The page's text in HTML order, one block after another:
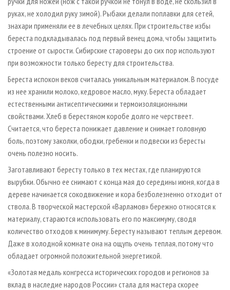
руках, не холодил руку зимой). Рыбаки делали поплавки для сетей,
знахари применяли ее в лечебных целях. При строительстве избы
береста подкладывалась под первый венец дома, чтобы защитить
строение от сырости. Сибирские староверы до сих пор используют
при возможности только бересту для строительства.
Береста испокон веков считалась уникальным материалом. В посуде
из нее хранили молоко, кедровое масло, муку. Береста обладает
естественными антисептическими и термоизоляционными
свойствами. Хлеб в берестяном коробе долго не черствеет.
Считается, что береста понижает давление и снимает головную
боль, поэтому заколки, ободки, гребенки и подвески из бересты
очень полезно носить.
Заготавливают бересту только в тех местах, где планируются
вырубки. Обычно ее снимают с конца мая до середины июня, когда в
дереве начинается сокодвижение и кора безболезненно отходит от
ствола. В творческой мастерской «Варламов» бережно относятся к
материалу, стараются использовать его по максимуму, сводя
количество отходов к минимуму. Бересту называют теплым деревом.
Даже в холодной комнате она на ощупь очень теплая, потому что
обладает огромной положительной энергетикой.
«Золотая медаль конгресса исторических городов и регионов за
вклад в наследие народов России» стала для мастера скорее